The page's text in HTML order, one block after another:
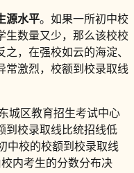
源水平。如果一所初中校
生数量又少，那么该校校
，在强校如云的海淀、
常激烈，校额到校录取线
城区教育招生考试中心
到校录取线比统招线低
中校的校额到校录取线
内考生的分数分布决